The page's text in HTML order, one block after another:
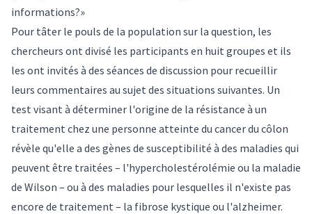
informations?»
Pour tâter le pouls de la population sur la question, les
chercheurs ont divisé les participants en huit groupes et ils
les ont invités à des séances de discussion pour recueillir
leurs commentaires au sujet des situations suivantes. Un
test visant à déterminer l'origine de la résistance à un
traitement chez une personne atteinte du cancer du côlon
révèle qu'elle a des gènes de susceptibilité à des maladies qui
peuvent être traitées – l'hypercholestérolémie ou la maladie
de Wilson – ou à des maladies pour lesquelles il n'existe pas
encore de traitement – la fibrose kystique ou l'alzheimer.